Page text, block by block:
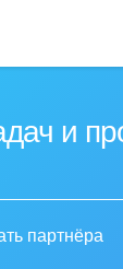
и
партнёра